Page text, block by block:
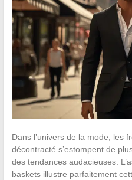
Dans l’univers de la mode, les
décontracté s’estompent de
des tendances audacieuses.
baskets illustre parfaitement